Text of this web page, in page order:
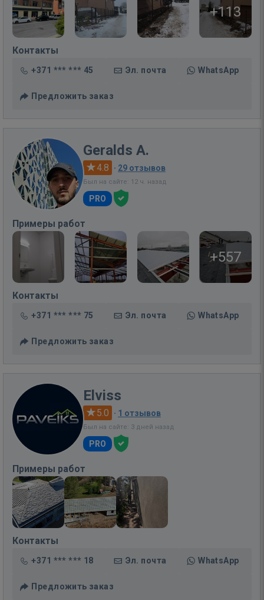
+113
Контакты
+371 *** *** 45 Эл. почта WhatsApp
Предложить заказ
Geralds A.
4.8 · 29 отзывов
Был на сайте: 12 ч. назад
PRO
Примеры работ
+557
Контакты
+371 *** *** 75 Эл. почта WhatsApp
Предложить заказ
Elviss
5.0 · 1 отзывов
Был на сайте: 3 дней назад
PRO
Примеры работ
Контакты
+371 *** *** 18 Эл. почта WhatsApp
Предложить заказ